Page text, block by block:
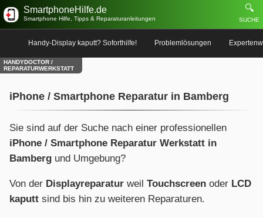
SmartphoneHilfe.de
Smartphone Hilfe, Tipps & Reparaturanleitungen
🔍
SUCHE
Handy-Display kaputt? Soforthilfe! Problemlösungen
HANDYDOCTOR /
REPARATURWERKSTATT
iPhone / Smartphone Reparatur in Bamberg
Sie sind auf der Suche nach einer professionellen
iPhone / Smartphone Reparatur Werkstatt in
Bamberg und Umgebung?
Von der Displayreparatur weil Touchscreen oder LCD
kaputt sind bis hin zu weiteren Reparaturen.